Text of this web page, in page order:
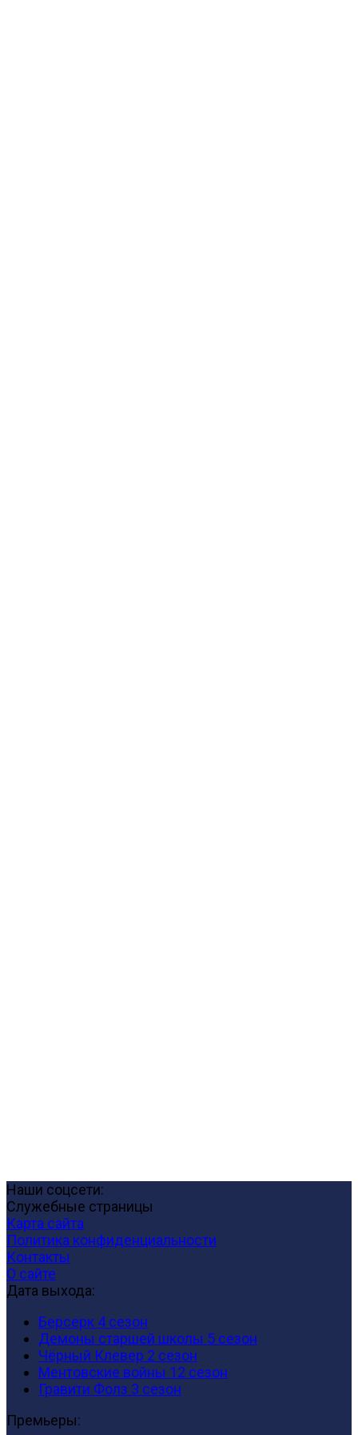
Наши соцсети:
Служебные страницы
Карта сайта
Политика конфиденциальности
Контакты
О сайте
Дата выхода:
Берсерк 4 сезон
Демоны старшей школы 5 сезон
Чёрный Клевер 2 сезон
Ментовские войны 12 сезон
Гравити Фолз 3 сезон
Премьеры: